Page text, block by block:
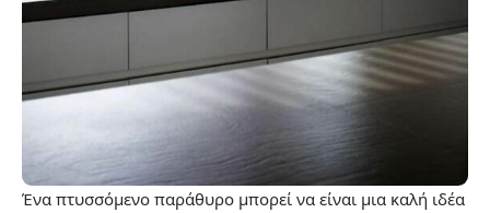
Ένα πτυσσόμενο παράθυρο μπορεί να είναι μια καλή ιδέα